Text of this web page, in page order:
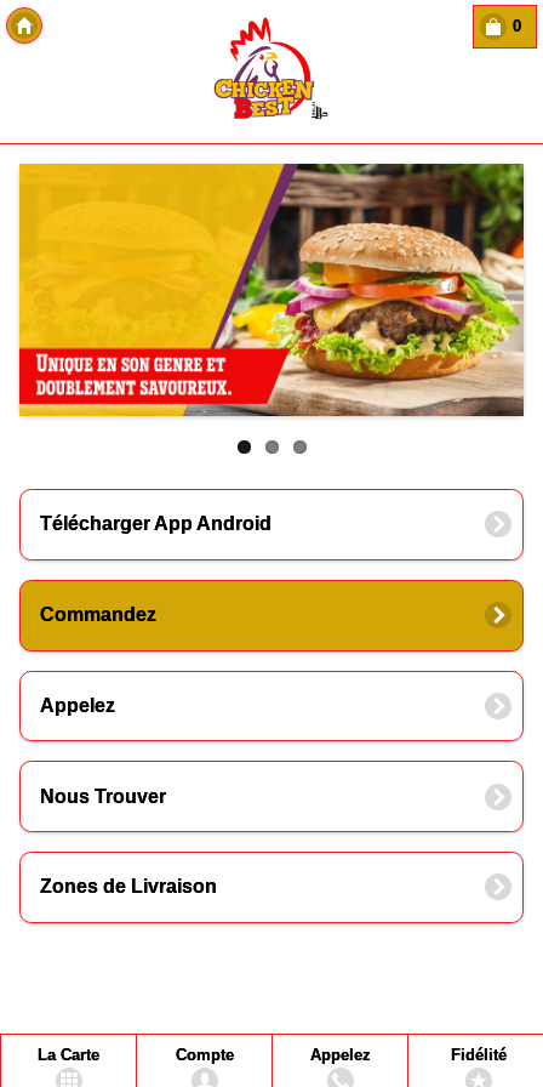
0
Télécharger App Android
Commandez
Appelez
Nous Trouver
Zones de Livraison
La Carte Compte Appelez Fidélité
Copyright Des-click